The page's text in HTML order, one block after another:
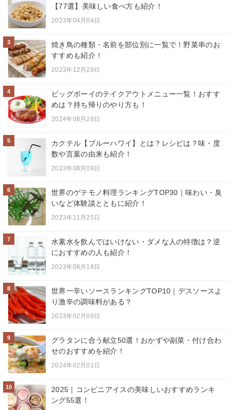
【77選】美味しい食べ方も紹介！
2023年04月04日
3
焼き鳥の種類・名前を部位別に一覧で！野菜串のお
すすめも紹介！
2023年12月29日
4
ビッグボーイのテイクアウトメニュー一覧！おすす
めは？持ち帰りのやり方も！
2024年08月28日
5
カクテル【ブルーハワイ】とは？レシピは？味・度
数や言葉の由来も紹介！
2023年08月09日
6
世界のゲテモノ料理ランキングTOP30｜味わい・臭
いなど体験談とともに紹介！
2023年11月25日
7
水素水を飲んではいけない・ダメな人の特徴は？逆
におすすめの人も紹介！
2023年08月18日
8
世界一辛いソースランキングTOP10｜デスソースよ
り激辛の調味料がある？
2023年02月09日
9
グラタンに合う献立50選！おかずや副菜・付け合わ
せのおすすめを紹介！
2024年02月01日
10
2025｜コンビニアイスの美味しいおすすめランキ
ング55選！